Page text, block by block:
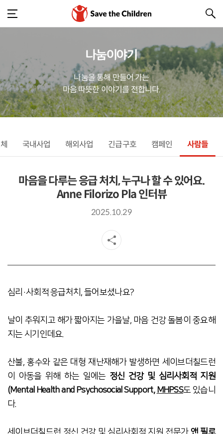
나눔이야기
나눔을 통해 만들어 가는
마음 따뜻한 이야기를 전합니다.
국내사업 해외사업 긴급구호 캠페인 사람들
마음을 다루는 응급 처치, 누구나 할 수 있어요.
Anne Filorizo Pla 인터뷰
2025.10.29
심리·사회적 응급처치, 들어보셨나요?
날이 추워지고 해가 짧아지는 가을날, 마음 건강 돌봄이 중요해
지는 시기인데요.
산불, 홍수와 같은 대형 재난재해가 발생하면 세이브더칠드런
이 아동을 위해 하는 일에는 정신 건강 및 심리사회적 지원
(Mental Health and Psychosocial Support, MHPSS도 있습니
다.
세이브더칠드런 정신 건강 및 심리사회적 지원 전문가 앤 필로